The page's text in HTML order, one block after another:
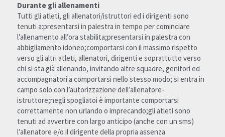
Durante gli allenamenti
Tutti gli atleti, gli allenatori/istruttori ed i dirigenti sono
tenuti a:presentarsi in palestra in tempo per cominciare
l’allenamento all’ora stabilita;presentarsi in palestra con
abbigliamento idoneo;comportarsi con il massimo rispetto
verso gli altri atleti, allenatori, dirigenti e soprattutto verso
chi si sta già allenando, invitando altre squadre, genitori ed
accompagnatori a comportarsi nello stesso modo; si entra in
campo solo con l’autorizzazione dell’allenatore-
istruttore;negli spogliatoi è importante comportarsi
correttamente non urlando o imprecando;gli atleti sono
tenuti ad avvertire con largo anticipo (anche con un sms)
l’allenatore e/o il dirigente della propria assenza